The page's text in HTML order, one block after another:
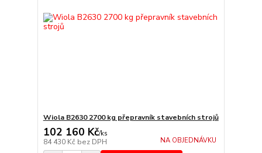
Wiola B2630 2700 kg přepravník stavebních strojů
102 160 Kč/ks
84 430 Kč bez DPH NA OBJEDNÁVKU